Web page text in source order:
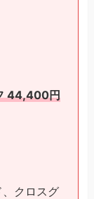
44,400円
クロスグ